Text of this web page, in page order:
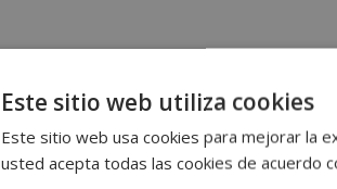
Este sitio web utiliza cookies
Este sitio web usa cookies para mejorar la
usted acepta todas las cookies de acuerdo